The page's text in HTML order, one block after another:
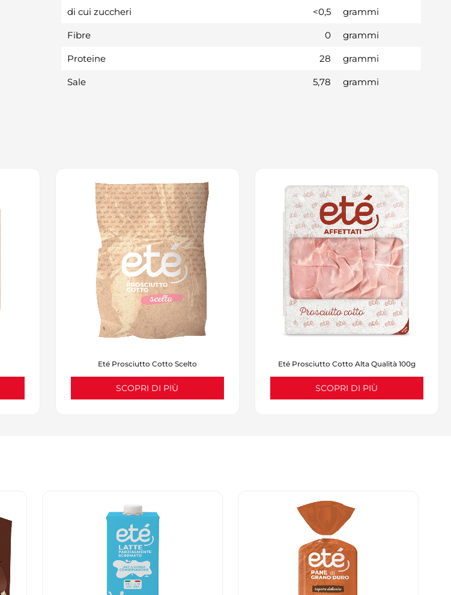
di cui zuccheri <0,5 grammi
Fibre 0 grammi
Proteine 28 grammi
Sale 5,78 grammi
Eté Prosciutto Cotto Scelto
SCOPRI DI PIÙ
Eté Prosciutto Cotto Alta Qualità 100g
SCOPRI DI PIÙ